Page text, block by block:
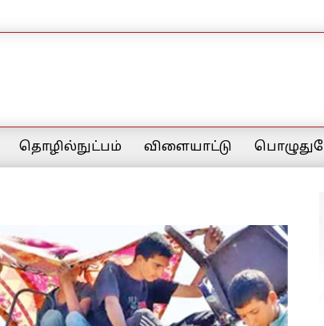
தொழில்நுட்பம் விளையாட்டு